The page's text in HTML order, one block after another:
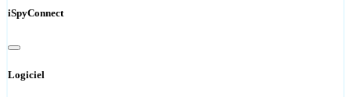
iSpyConnect
Logiciel